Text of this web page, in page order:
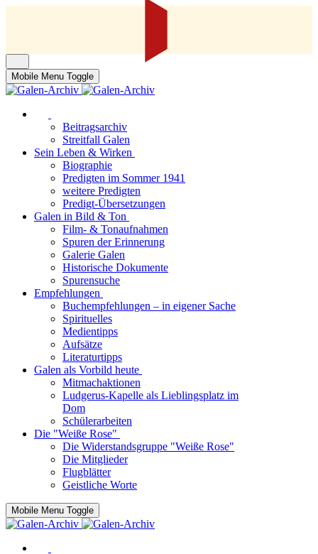
Mobile Menu Toggle
Beitragsarchiv
Streitfall Galen
Sein Leben & Wirken
Biographie
Predigten im Sommer 1941
weitere Predigten
Predigt-Übersetzungen
Galen in Bild & Ton
Film- & Tonaufnahmen
Spuren der Erinnerung
Galerie Galen
Historische Dokumente
Spurensuche
Empfehlungen
Buchempfehlungen – in eigener Sache
Spirituelles
Medientipps
Aufsätze
Literaturtipps
Galen als Vorbild heute
Mitmachaktionen
Ludgerus-Kapelle als Lieblingsplatz im
Dom
Schülerarbeiten
Die "Weiße Rose"
Die Widerstandsgruppe "Weiße Rose"
Die Mitglieder
Flugblätter
Geistliche Worte
Mobile Menu Toggle